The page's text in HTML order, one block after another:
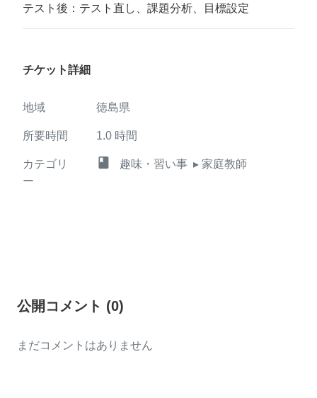
テスト後：テスト直し、課題分析、目標設定
チケット詳細
地域 徳島県
所要時間 1.0 時間
カテゴリ
ー
class 趣味・習い事 ▸ 家庭教師
公開コメント (0)
まだコメントはありません